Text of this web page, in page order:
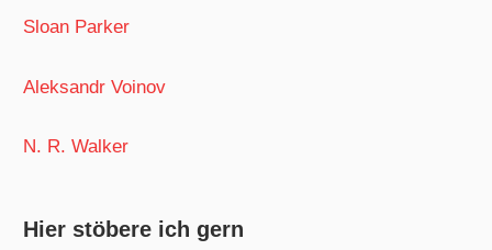
Sloan Parker
Aleksandr Voinov
N. R. Walker
Hier stöbere ich gern